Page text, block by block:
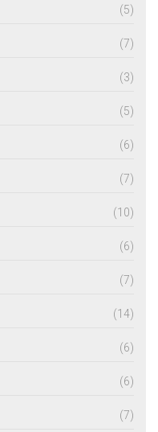
(5)
(7)
(3)
(5)
(6)
(7)
(10)
(6)
(7)
(14)
(6)
(6)
(7)